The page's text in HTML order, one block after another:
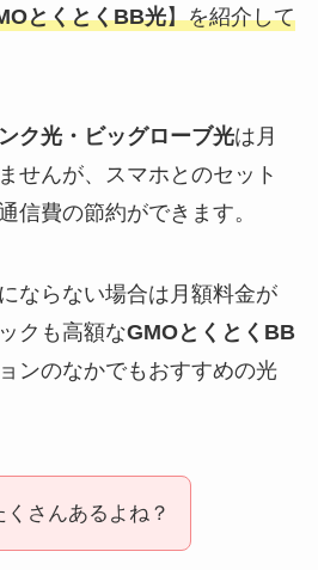
とくとくBB光】を紹介して
ク光・ビッグローブ光は月
せんが、スマホとのセット
信費の節約ができます。
ならない場合は月額料金が
クも高額なGMOとくとくBB
ンのなかでもおすすめの光
くさんあるよね？